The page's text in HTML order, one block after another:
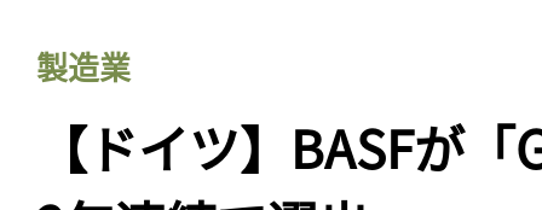
製造業
【ドイツ】BASFが